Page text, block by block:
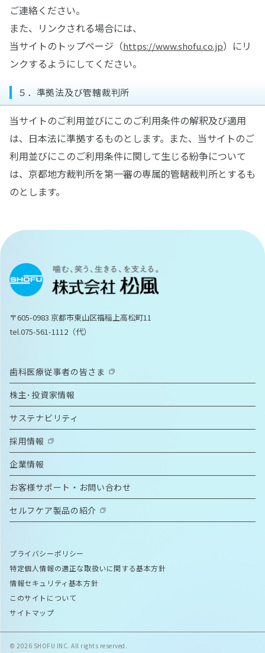
ご連絡ください。
また、リンクされる場合には、
当サイトのトップページ（https://www.shofu.co.jp）にリ
ンクするようにしてください。
５．準拠法及び管轄裁判所
当サイトのご利用並びにこのご利用条件の解釈及び適用
は、日本法に準拠するものとします。また、当サイトのご
利用並びにこのご利用条件に関して生じる紛争について
は、京都地方裁判所を第一審の専属的管轄裁判所とするも
のとします。
〒605-0983 京都市東山区福稲上高松町11
tel.075-561-1112（代）
歯科医療従事者の皆さま
株主･投資家情報
サステナビリティ
採用情報
企業情報
お客様サポート・お問い合わせ
セルフケア製品の紹介
プライバシーポリシー
特定個人情報の適正な取扱いに関する基本方針
情報セキュリティ基本方針
このサイトについて
サイトマップ
© 2026 SHOFU INC. All rights reserved.